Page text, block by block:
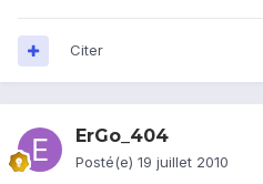
Citer
ErGo_404
Posté(e) 19 juillet 2010